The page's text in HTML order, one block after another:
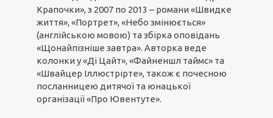
Крапочки», з 2007 по 2013 – романи «Швидке
життя», «Портрет», «Небо змінюється»
(англійською мовою) та збірка оповідань
«Щонайпізніше завтра». Авторка веде
колонки у «Ді Цайт», «Файненшл таймс» та
«Швайцер Іллюстрірте», також є почесною
посланницею дитячої та юнацької
організації «Про Ювентуте».